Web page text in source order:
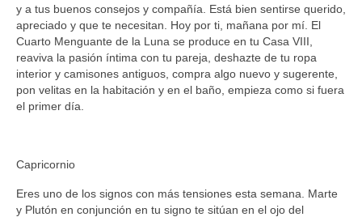
y a tus buenos consejos y compañía. Está bien sentirse querido,
apreciado y que te necesitan. Hoy por ti, mañana por mí. El
Cuarto Menguante de la Luna se produce en tu Casa VIII,
reaviva la pasión íntima con tu pareja, deshazte de tu ropa
interior y camisones antiguos, compra algo nuevo y sugerente,
pon velitas en la habitación y en el baño, empieza como si fuera
el primer día.
Capricornio
Eres uno de los signos con más tensiones esta semana. Marte
y Plutón en conjunción en tu signo te sitúan en el ojo del